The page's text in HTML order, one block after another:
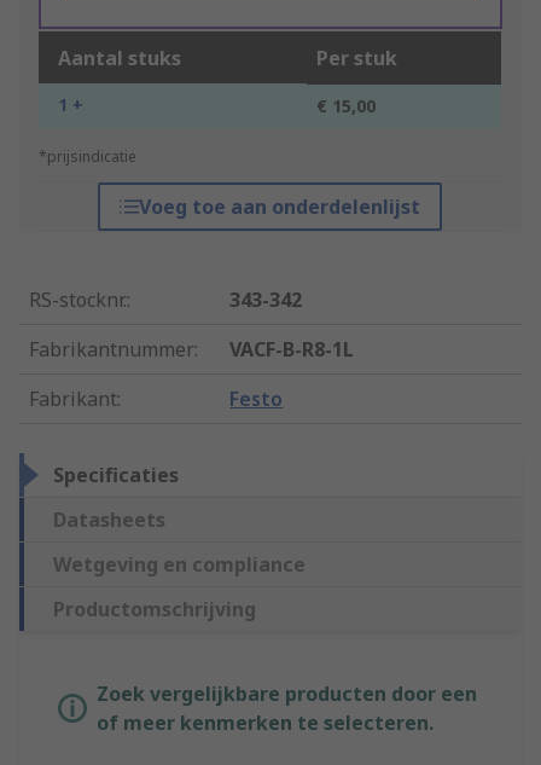
Aantal stuks Per stuk
1 + € 15,00
*prijsindicatie
Voeg toe aan onderdelenlijst
RS-stocknr.:
343-342
Fabrikantnummer:
VACF-B-R8-1L
Fabrikant: Festo
Specificaties
Datasheets
Wetgeving en compliance
Productomschrijving
Zoek vergelijkbare producten door een
of meer kenmerken te selecteren.